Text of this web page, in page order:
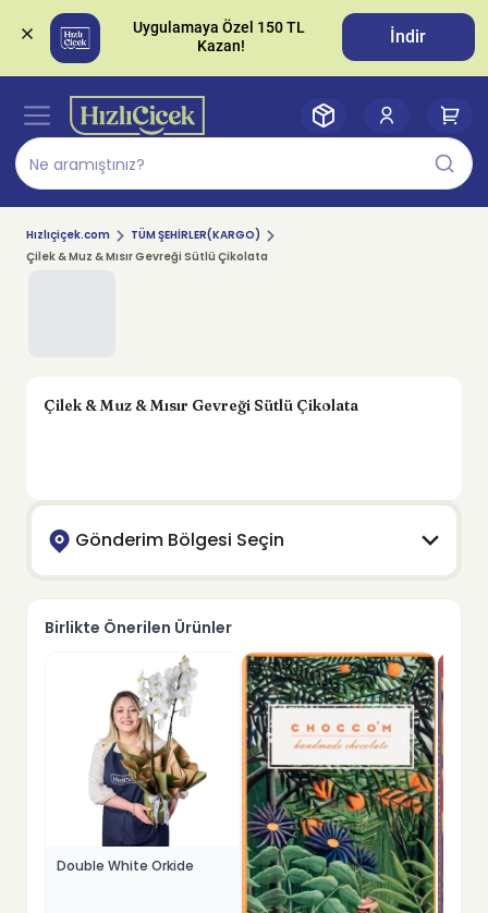
Uygulamaya Özel 150 TL
İndir
Hızlıçiçek.com
TÜM ŞEHİRLER(KARGO)
Çilek & Muz & Mısır Gevreği Sütlü Çikolata
Çilek & Muz & Mısır Gevreği Sütlü Çikolata
Gönderim Bölgesi Seçin
Birlikte Önerilen Ürünler
Double White Orkide